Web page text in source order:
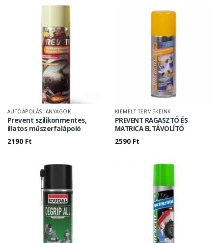
AUTÓÁPOLÁSI ANYAGOK
Prevent szilikonmentes,
illatos műszerfalápoló
2190 Ft
KIEMELT TERMÉKEINK
PREVENT RAGASZTÓ ÉS
MATRICA ELTÁVOLÍTÓ
2590 Ft